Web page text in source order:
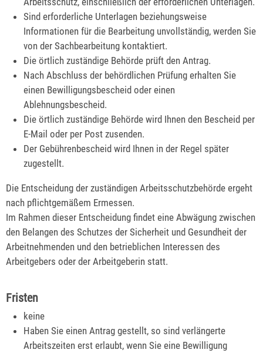
Sind erforderliche Unterlagen beziehungsweise
Informationen für die Bearbeitung unvollständig, werden Sie
von der Sachbearbeitung kontaktiert.
Die örtlich zuständige Behörde prüft den Antrag.
Nach Abschluss der behördlichen Prüfung erhalten Sie
einen Bewilligungsbescheid oder einen
Ablehnungsbescheid.
Die örtlich zuständige Behörde wird Ihnen den Bescheid per
E-Mail oder per Post zusenden.
Der Gebührenbescheid wird Ihnen in der Regel später
zugestellt.
Die Entscheidung der zuständigen Arbeitsschutzbehörde ergeht
nach pflichtgemäßem Ermessen.
Im Rahmen dieser Entscheidung findet eine Abwägung zwischen
den Belangen des Schutzes der Sicherheit und Gesundheit der
Arbeitnehmenden und den betrieblichen Interessen des
Arbeitgebers oder der Arbeitgeberin statt.
Fristen
keine
Haben Sie einen Antrag gestellt, so sind verlängerte
Arbeitszeiten erst erlaubt, wenn Sie eine Bewilligung